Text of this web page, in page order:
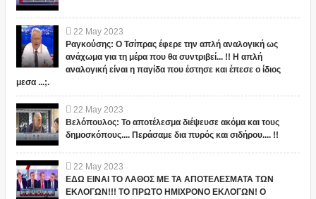
22 May 2023
Ραγκούσης: Ο Τσίπρας έφερε την απλή αναλογική ως
ανάχωμα για τη μέρα που θα συντριβεί... !! Η απλή
αναλογική είναι η παγίδα που έστησε και έπεσε ο ίδιος
μεσα ...;.
22 May 2023
Βελόπουλος: Το αποτέλεσμα διέψευσε ακόμα και τους
δημοσκόπους.... Περάσαμε δια πυρός και σιδήρου.... !!
22 May 2023
ΕΔΩ ΕΙΝΑΙ ΤΟ ΛΑΘΟΣ ΜΕ ΤΑ ΑΠΟΤΕΛΕΣΜΑΤΑ ΤΩΝ
ΕΚΛΟΓΩΝ!!! ΤΟ ΠΡΩΤΟ ΗΜΙΧΡΟΝΟ ΕΚΛΟΓΩΝ! Ο